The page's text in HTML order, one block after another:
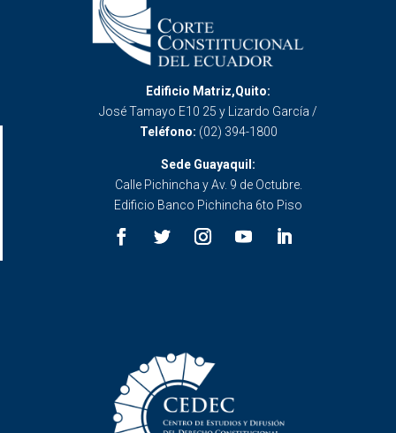
Edificio Matriz,Quito:
José Tamayo E10 25 y Lizardo García /
Teléfono: (02) 394-1800
Sede Guayaquil:
Calle Pichincha y Av. 9 de Octubre.
Edificio Banco Pichincha 6to Piso